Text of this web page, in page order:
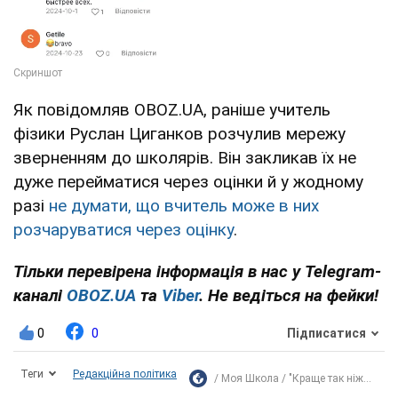
Як повідомляв OBOZ.UA, раніше учитель
фізики Руслан Циганков розчулив мережу
зверненням до школярів. Він закликав їх не
дуже перейматися через оцінки й у жодному
разі не думати, що вчитель може в них
розчаруватися через оцінку.
Тільки перевірена інформація в нас у Telegram-
каналі OBOZ.UA та Viber. Не ведіться на фейки!
0 0 Підписатися
Теги Редакційна політика Моя Школа "Краще так ніж...